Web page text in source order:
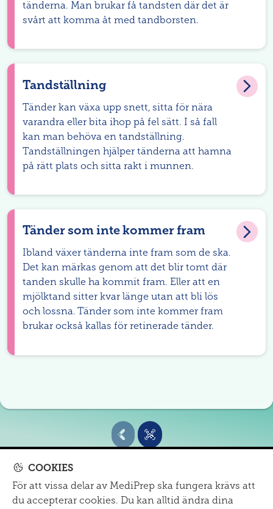
tänderna. Man brukar få tandsten där det är
svårt att komma åt med tandborsten.
Tandställning
Tänder kan växa upp snett, sitta för nära
varandra eller bita ihop på fel sätt. I så fall
kan man behöva en tandställning.
Tandställningen hjälper tänderna att hamna
på rätt plats och sitta rakt i munnen.
Tänder som inte kommer fram
Ibland växer tänderna inte fram som de ska.
Det kan märkas genom att det blir tomt där
tanden skulle ha kommit fram. Eller att en
mjölktand sitter kvar länge utan att bli lös
och lossna. Tänder som inte kommer fram
brukar också kallas för retinerade tänder.
MITT SJUKHUS
COOKIES
För att vissa delar av MediPrep ska fungera krävs att
du accepterar cookies. Du kan alltid ändra dina